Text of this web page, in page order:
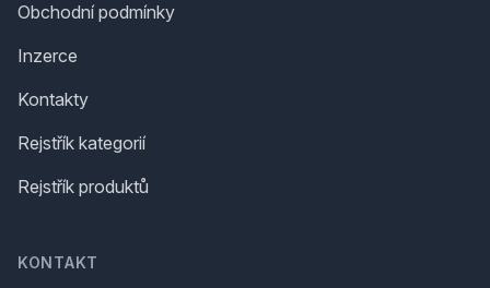
Obchodní podmínky
Inzerce
Kontakty
Rejstřík kategorií
Rejstřík produktů
KONTAKT